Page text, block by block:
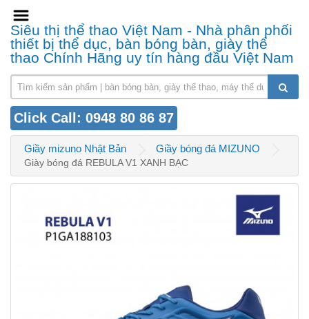
Siêu thị thể thao Việt Nam - Nhà phân phối
thiết bị thể dục, bàn bóng bàn, giày thể
thao Chính Hãng uy tín hàng đầu Việt Nam
Click Call: 0948 80 86 87
Giầy mizuno Nhật Bản Giầy bóng đá MIZUNO
Giày bóng đá REBULA V1 XANH BẠC